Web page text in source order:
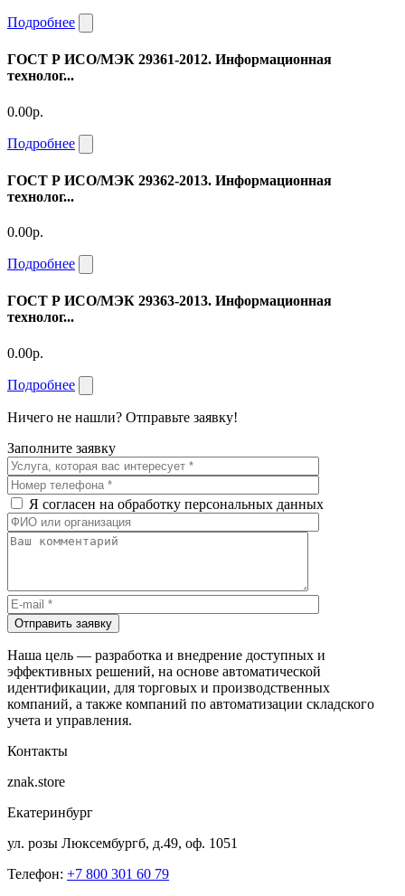
Подробнее
ГОСТ Р ИСО/МЭК 29361-2012. Информационная
технолог...
0.00р.
Подробнее
ГОСТ Р ИСО/МЭК 29362-2013. Информационная
технолог...
0.00р.
Подробнее
ГОСТ Р ИСО/МЭК 29363-2013. Информационная
технолог...
0.00р.
Подробнее
Ничего не нашли? Отправьте заявку!
Заполните заявку
Я согласен на обработку персональных данных
Отправить заявку
Наша цель — разработка и внедрение доступных и
эффективных решений, на основе автоматической
идентификации, для торговых и производственных
компаний, а также компаний по автоматизации складского
учета и управления.
Контакты
znak.store
Екатеринбург
ул. розы Люксембургб, д.49, оф. 1051
Телефон: +7 800 301 60 79